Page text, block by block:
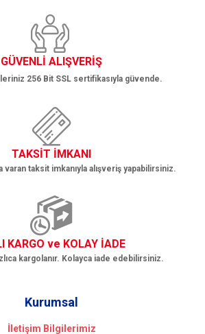
Gönder
GÜVENLİ ALIŞVERİŞ
256 Bit SSL sertifikasıyla güvende.
TAKSİT İMKANI
varan taksit imkanıyla alışveriş yapabilirsiniz.
KARGO ve KOLAY İADE
kargolanır. Kolayca iade edebilirsiniz.
Kurumsal
İletişim Bilgilerimiz